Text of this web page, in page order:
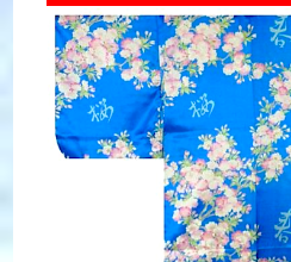
Kimono japonais Sakura
in Japan"